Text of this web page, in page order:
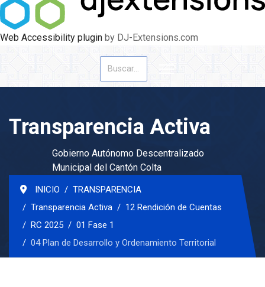
Web Accessibility plugin by DJ-Extensions.com
Buscar
Transparencia Activa
Gobierno Autónomo Descentralizado
Municipal del Cantón Colta
INICIO
TRANSPARENCIA
Transparencia Activa
12 Rendición de Cuentas
RC 2025
01 Fase 1
04 Plan de Desarrollo y Ordenamiento Territorial